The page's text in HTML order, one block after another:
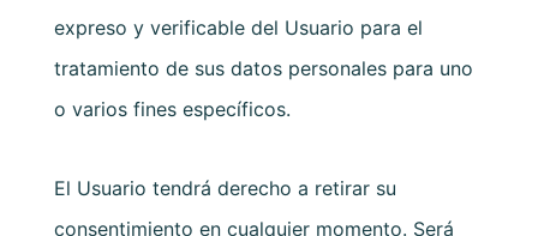
expreso y verificable del Usuario para el
tratamiento de sus datos personales para uno
o varios fines específicos.
El Usuario tendrá derecho a retirar su
consentimiento en cualquier momento. Será